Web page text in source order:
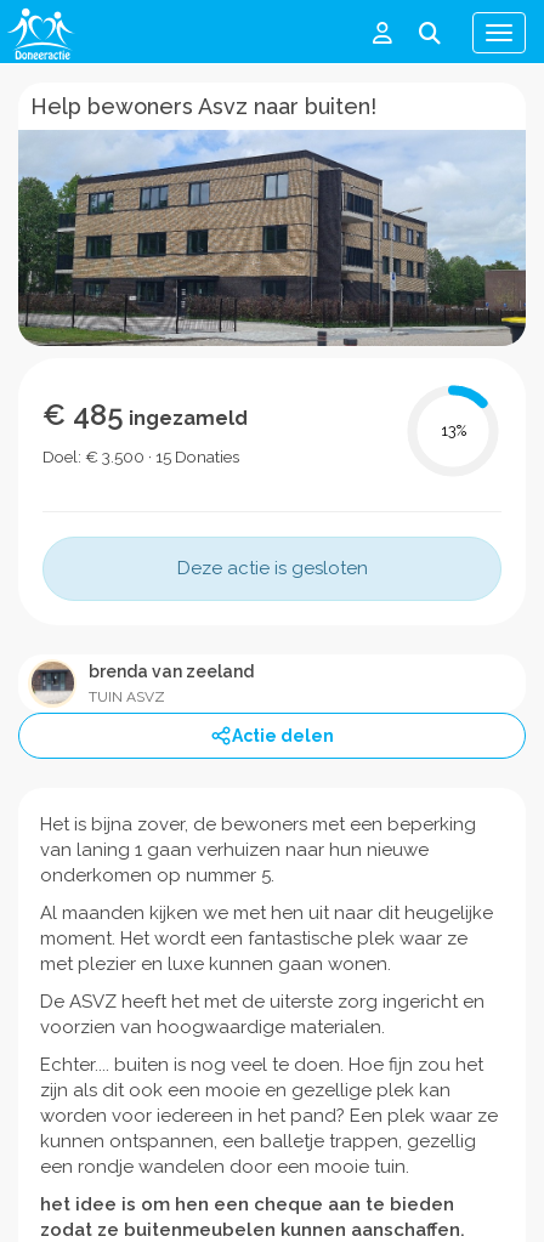
Menu
Help bewoners Asvz naar buiten!
€ 485 ingezameld
Doel: € 3.500 · 15 Donaties
13%
Deze actie is gesloten
brenda van zeeland
TUIN ASVZ
Actie delen
Het is bijna zover, de bewoners met een beperking
van laning 1 gaan verhuizen naar hun nieuwe
onderkomen op nummer 5.
Al maanden kijken we met hen uit naar dit heugelijke
moment. Het wordt een fantastische plek waar ze
met plezier en luxe kunnen gaan wonen.
De ASVZ heeft het met de uiterste zorg ingericht en
voorzien van hoogwaardige materialen.
Echter.... buiten is nog veel te doen. Hoe fijn zou het
zijn als dit ook een mooie en gezellige plek kan
worden voor iedereen in het pand? Een plek waar ze
kunnen ontspannen, een balletje trappen, gezellig
een rondje wandelen door een mooie tuin.
het idee is om hen een cheque aan te bieden
zodat ze buitenmeubelen kunnen aanschaffen.